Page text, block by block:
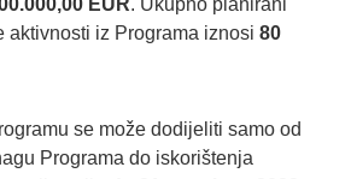
EUR. Ukupno planirani
aktivnosti iz Programa iznosi 80
se može dodijeliti samo od
Programa do iskorištenja